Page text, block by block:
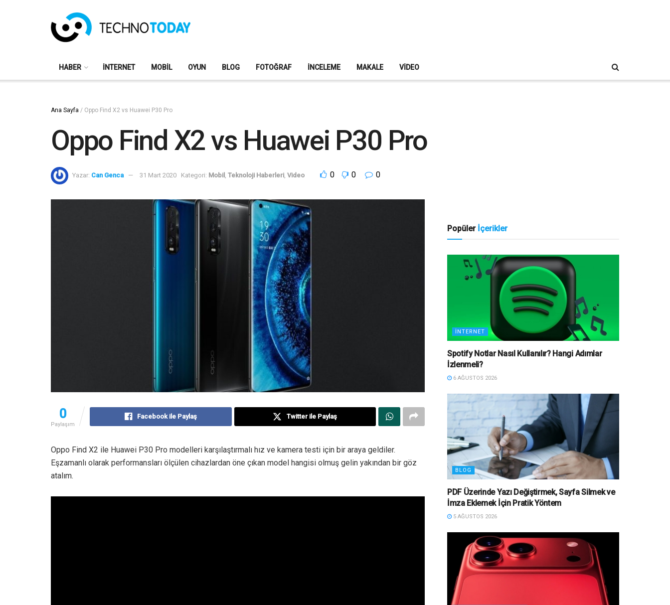
HABER İNTERNET MOBIL OYUN BLOG FOTOĞRAF İNCELEME MAKALE VIDEO
Ana Sayfa / Oppo Find X2 vs Huawei P30 Pro
Oppo Find X2 vs Huawei P30 Pro
Yazar: Can Genca 31 Mart 2020 Kategori: Mobil , Teknoloji Haberleri, Video 0 0 0
0
Paylaşım
Facebook ile Paylaş Twitter ile Paylaş
Oppo Find X2 ile Huawei P30 Pro modelleri karşılaştırmalı hız ve kamera testi için bir araya geldiler.
Eşzamanlı olarak performansları ölçülen cihazlardan öne çıkan model hangisi olmuş gelin yakından bir göz
atalım.
Popüler İçerikler
İNTERNET
Spotify Notlar Nasıl Kullanılır? Hangi Adımlar
İzlenmeli?
6 AĞUSTOS 2026
BLOG
PDF Üzerinde Yazı Değiştirmek, Sayfa Silmek ve
İmza Eklemek İçin Pratik Yöntem
5 AĞUSTOS 2026